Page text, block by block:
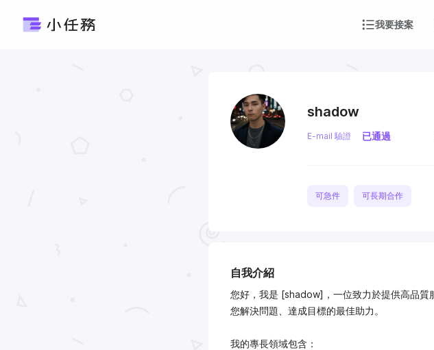
我要接案
shadow
E-mail 驗證 已通過
可急件 可長期合作
自我介紹
您好，我是 [shadow]，一位致力於提供高品質
您解決問題、達成目標的最佳助力。
我的專長領域包含：